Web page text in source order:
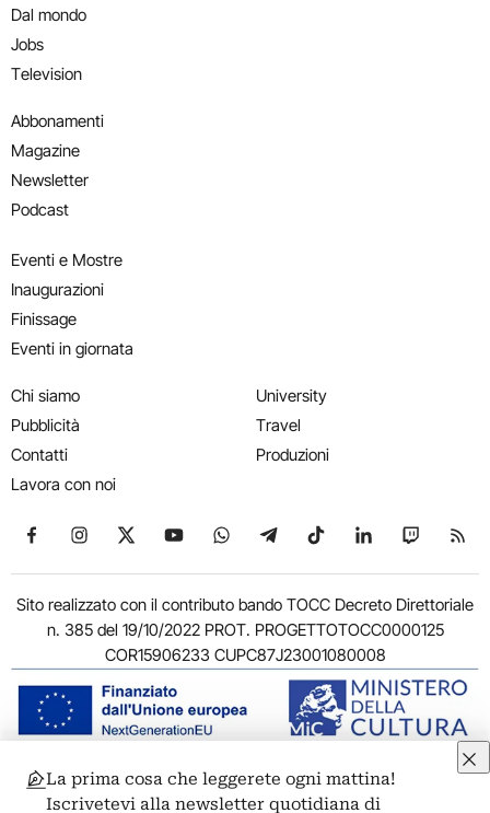
Dal mondo
Jobs
Television
Abbonamenti
Magazine
Newsletter
Podcast
Eventi e Mostre
Inaugurazioni
Finissage
Eventi in giornata
Chi siamo
Pubblicità
Contatti
Lavora con noi
University
Travel
Produzioni
Seguici su Facebook
Seguici su Instagram
Seguici su X
Seguici su YouTube
Seguici su WhatsApp
Seguici su Telegram
Seguici su TikTok
Seguici su
Seguici
Sito realizzato con il contributo bando TOCC Decreto Direttoriale
n. 385 del 19/10/2022 PROT. PROGETTOTOCC0000125
COR15906233 CUPC87J23001080008
© 2011-2026 ARTRIBUNE srl – Corso Vittorio Emanuele II, 287 –
La prima cosa che leggerete ogni mattina!
Iscrivetevi alla newsletter quotidiana di